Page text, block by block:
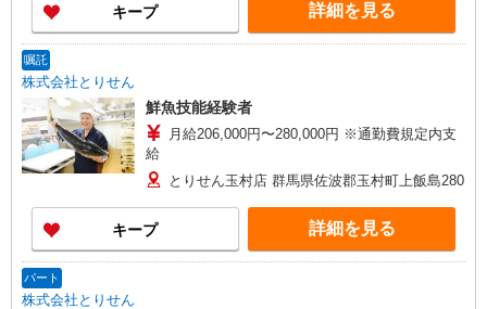
キープ 詳細を見る
嘱託
株式会社とりせん
鮮魚技能経験者
月給206,000円〜280,000円 ※通勤費規定内支
給
とりせん玉村店 群馬県佐波郡玉村町上飯島280
キープ 詳細を見る
パート
株式会社とりせん